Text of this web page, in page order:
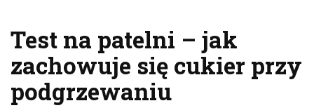
Test na patelni – jak
zachowuje się cukier przy
podgrzewaniu